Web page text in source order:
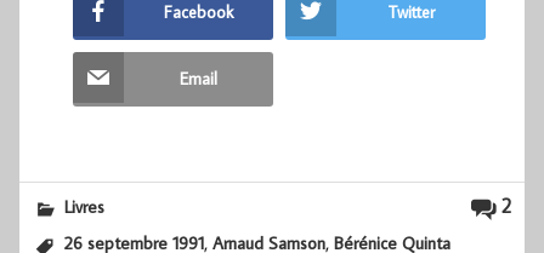
Facebook Twitter
Email
2
Livres
26 septembre 1991,Arnaud Samson,Bérénice Quinta